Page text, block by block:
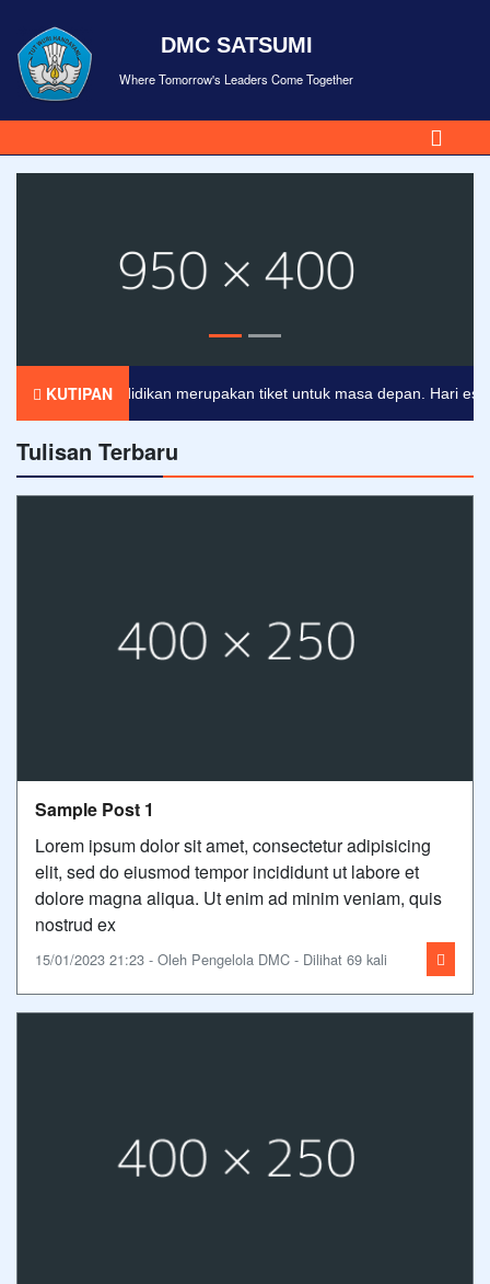
DMC SATSUMI
Where Tomorrow's Leaders Come Together
KUTIPAN
Pendidikan merupakan tiket untuk masa depan. Hari esok
Tulisan Terbaru
Sample Post 1
Lorem ipsum dolor sit amet, consectetur adipisicing
elit, sed do eiusmod tempor incididunt ut labore et
dolore magna aliqua. Ut enim ad minim veniam, quis
nostrud ex
15/01/2023 21:23 - Oleh Pengelola DMC - Dilihat 69 kali